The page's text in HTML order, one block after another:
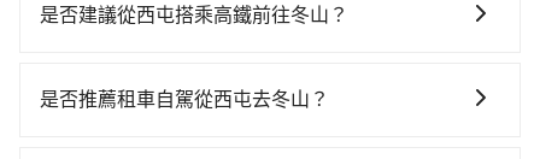
是否建議從西屯搭乘高鐵前往冬山？
06:05一直到23:03，台中-南港一天最多有103班次高鐵
是否推薦租車自駕從西屯去冬山？